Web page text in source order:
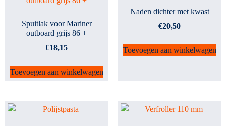
Spuitlak voor Mariner
outboard grijs 86 +
€18,15
Toevoegen aan winkelwagen
Naden dichter met kwast
€20,50
Toevoegen aan winkelwagen